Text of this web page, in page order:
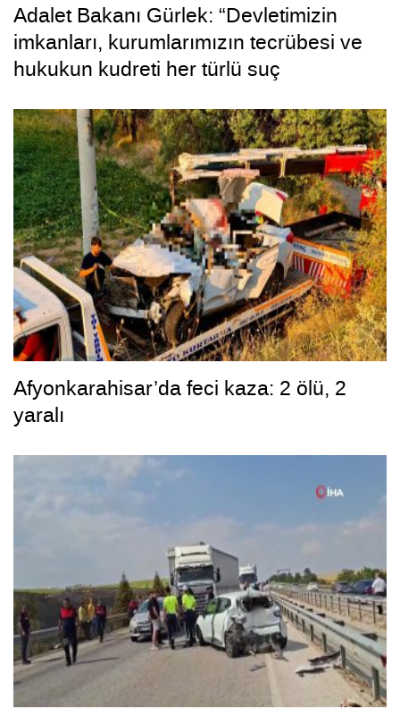
Adalet Bakanı Gürlek: “Devletimizin
imkanları, kurumlarımızın tecrübesi ve
hukukun kudreti her türlü suç
Afyonkarahisar’da feci kaza: 2 ölü, 2
yaralı